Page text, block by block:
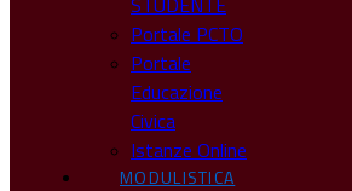
Portale PCTO
Portale
Educazione
Civica
Istanze Online
MODULISTICA